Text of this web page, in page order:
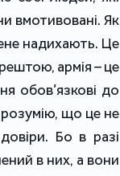
вмотивовані. Як
надихають. Це
армія – це
обов’язкові до
що це не
Бо в разі
в них, а вони